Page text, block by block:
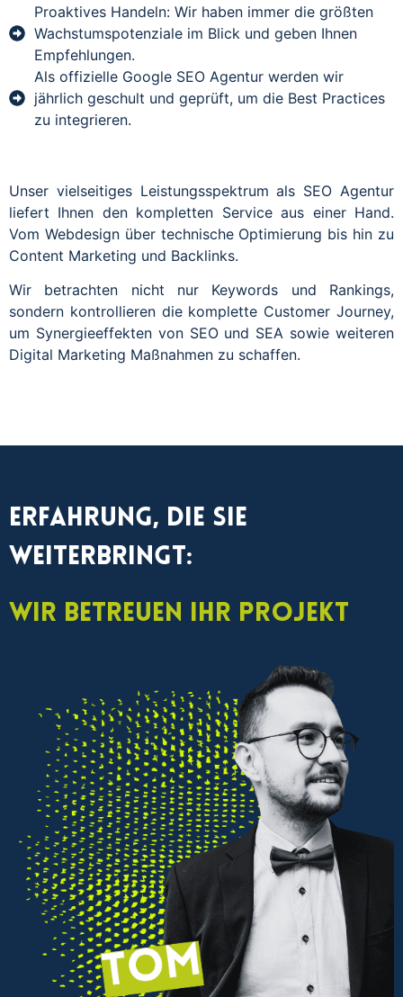
Proaktives Handeln: Wir haben immer die größten
Wachstumspotenziale im Blick und geben Ihnen
Empfehlungen.
Als offizielle Google SEO Agentur werden wir
jährlich geschult und geprüft, um die Best Practices
zu integrieren.
Unser vielseitiges Leistungsspektrum als SEO Agentur
liefert Ihnen den kompletten Service aus einer Hand.
Vom Webdesign über technische Optimierung bis hin zu
Content Marketing und Backlinks.
Wir betrachten nicht nur Keywords und Rankings,
sondern kontrollieren die komplette Customer Journey,
um Synergieeffekten von SEO und SEA sowie weiteren
Digital Marketing Maßnahmen zu schaffen.
Erfahrung, die Sie
weiterbringt:
Wir betreuen Ihr Projekt